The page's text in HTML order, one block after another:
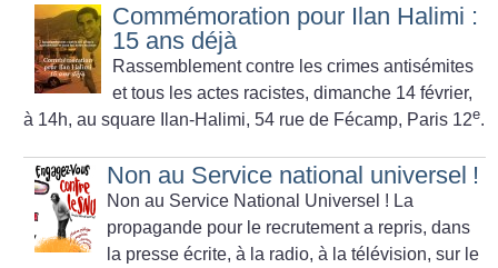
Commémoration pour Ilan Halimi :
15 ans déjà
Rassemblement contre les crimes antisémites
et tous les actes racistes, dimanche 14 février,
à 14h, au square Ilan-Halimi, 54 rue de Fécamp, Paris 12e.
Non au Service national universel !
Non au Service National Universel ! La
propagande pour le recrutement a repris, dans
la presse écrite, à la radio, à la télévision, sur le